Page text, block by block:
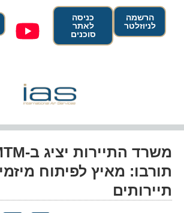
הרשמה
לניוזלטר
כניסה
לאתר
סוכנים
תורבו: מאיץ לפיתוח מיזמים
תיירותים